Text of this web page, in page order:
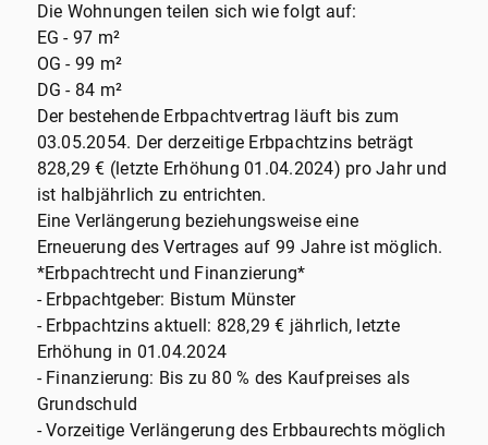
Die Wohnungen teilen sich wie folgt auf:
EG - 97 m²
OG - 99 m²
DG - 84 m²
Der bestehende Erbpachtvertrag läuft bis zum
03.05.2054. Der derzeitige Erbpachtzins beträgt
828,29 € (letzte Erhöhung 01.04.2024) pro Jahr und
ist halbjährlich zu entrichten.
Eine Verlängerung beziehungsweise eine
Erneuerung des Vertrages auf 99 Jahre ist möglich.
*Erbpachtrecht und Finanzierung*
- Erbpachtgeber: Bistum Münster
- Erbpachtzins aktuell: 828,29 € jährlich, letzte
Erhöhung in 01.04.2024
- Finanzierung: Bis zu 80 % des Kaufpreises als
Grundschuld
- Vorzeitige Verlängerung des Erbbaurechts möglich